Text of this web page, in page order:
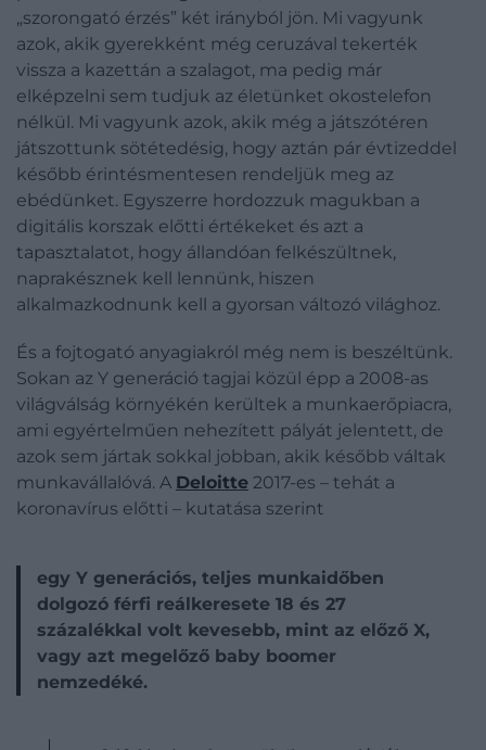
„szorongató érzés” két irányból jön. Mi vagyunk
azok, akik gyerekként még ceruzával tekerték
vissza a kazettán a szalagot, ma pedig már
elképzelni sem tudjuk az életünket okostelefon
nélkül. Mi vagyunk azok, akik még a játszótéren
játszottunk sötétedésig, hogy aztán pár évtizeddel
később érintésmentesen rendeljük meg az
ebédünket. Egyszerre hordozzuk magukban a
digitális korszak előtti értékeket és azt a
tapasztalatot, hogy állandóan felkészültnek,
naprakésznek kell lennünk, hiszen
alkalmazkodnunk kell a gyorsan változó világhoz.
És a fojtogató anyagiakról még nem is beszéltünk.
Sokan az Y generáció tagjai közül épp a 2008-as
világválság környékén kerültek a munkaerőpiacra,
ami egyértelműen nehezített pályát jelentett, de
azok sem jártak sokkal jobban, akik később váltak
munkavállalóvá. A Deloitte 2017-es – tehát a
koronavírus előtti – kutatása szerint
egy Y generációs, teljes munkaidőben
dolgozó férfi reálkeresete 18 és 27
százalékkal volt kevesebb, mint az előző X,
vagy azt megelőző baby boomer
nemzedéké.